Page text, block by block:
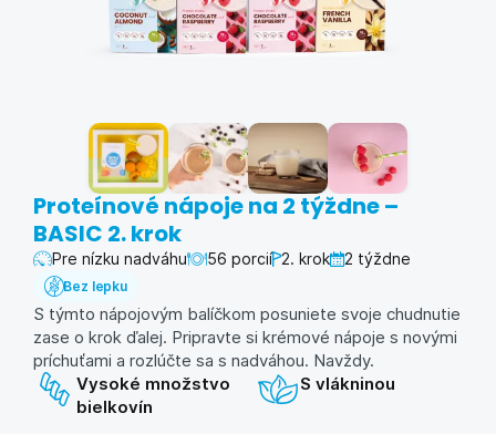
Proteínové nápoje na 2 týždne –
BASIC 2. krok
Pre nízku nadváhu 56 porcií 2. krok 2 týždne
Bez lepku
S týmto nápojovým balíčkom posuniete svoje chudnutie
zase o krok ďalej. Pripravte si krémové nápoje s novými
príchuťami a rozlúčte sa s nadváhou. Navždy.
Vysoké množstvo
bielkovín
S vlákninou